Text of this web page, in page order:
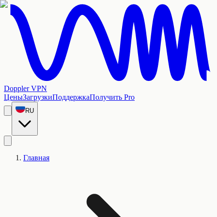
Doppler VPN
ЦеныЗагрузкиПоддержкаПолучить Pro
RU
Главная